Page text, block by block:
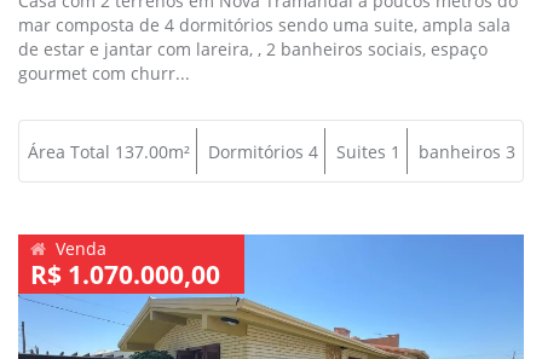
mar composta de 4 dormitórios sendo uma suite, ampla sala
de estar e jantar com lareira, , 2 banheiros sociais, espaço
gourmet com churr...
Área Total 137.00m² Dormitórios 4 Suites 1 banheiros 3
Venda
R$ 1.070.000,00